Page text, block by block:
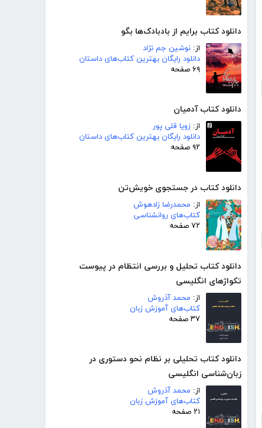
دانلود کتاب برایم از بادبادک‌ها بگو
از: نوشین جم نژاد
دانلود رایگان بهترین کتاب‌های داستان
۶۹ صفحه
دانلود کتاب آدمیان
از: زویا قلی پور
دانلود رایگان بهترین کتاب‌های داستان
۹۲ صفحه
دانلود کتاب در جستجوی خویش‌تن
از: محمدرضا زادهوش
کتاب‌های روانشناسی
۷۲ صفحه
دانلود کتاب تحلیل و بررسی انتظام در پیوست
تکواژهای انگلیسی
از: محمد آذروش
کتاب‌های آموزش زبان
۳۷ صفحه
دانلود کتاب تحلیلی بر نظام نحو دستوری در
زبان‌شناسی انگلیسی
از: محمد آذروش
کتاب‌های آموزش زبان
۲۱ صفحه